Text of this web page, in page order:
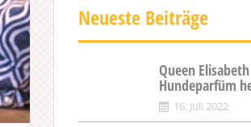
Neueste Beiträge
Queen
Hundeparfüm
16. Juli 2022